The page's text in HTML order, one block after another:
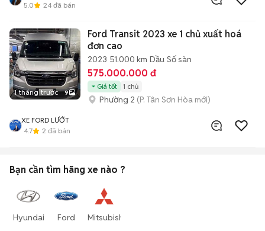
5.0
24 đã bán
1 tháng trước 9
Ford Transit 2023 xe 1 chủ xuất hoá
đơn cao
2023 51.000 km Dầu Số sàn
575.000.000 đ
Giá tốt 1 chủ
Phường 2 (P. Tân Sơn Hòa mới)
XE FORD LƯỚT
4.7
2 đã bán
Bạn cần tìm hãng xe nào ?
Hyundai Ford Mitsubishi